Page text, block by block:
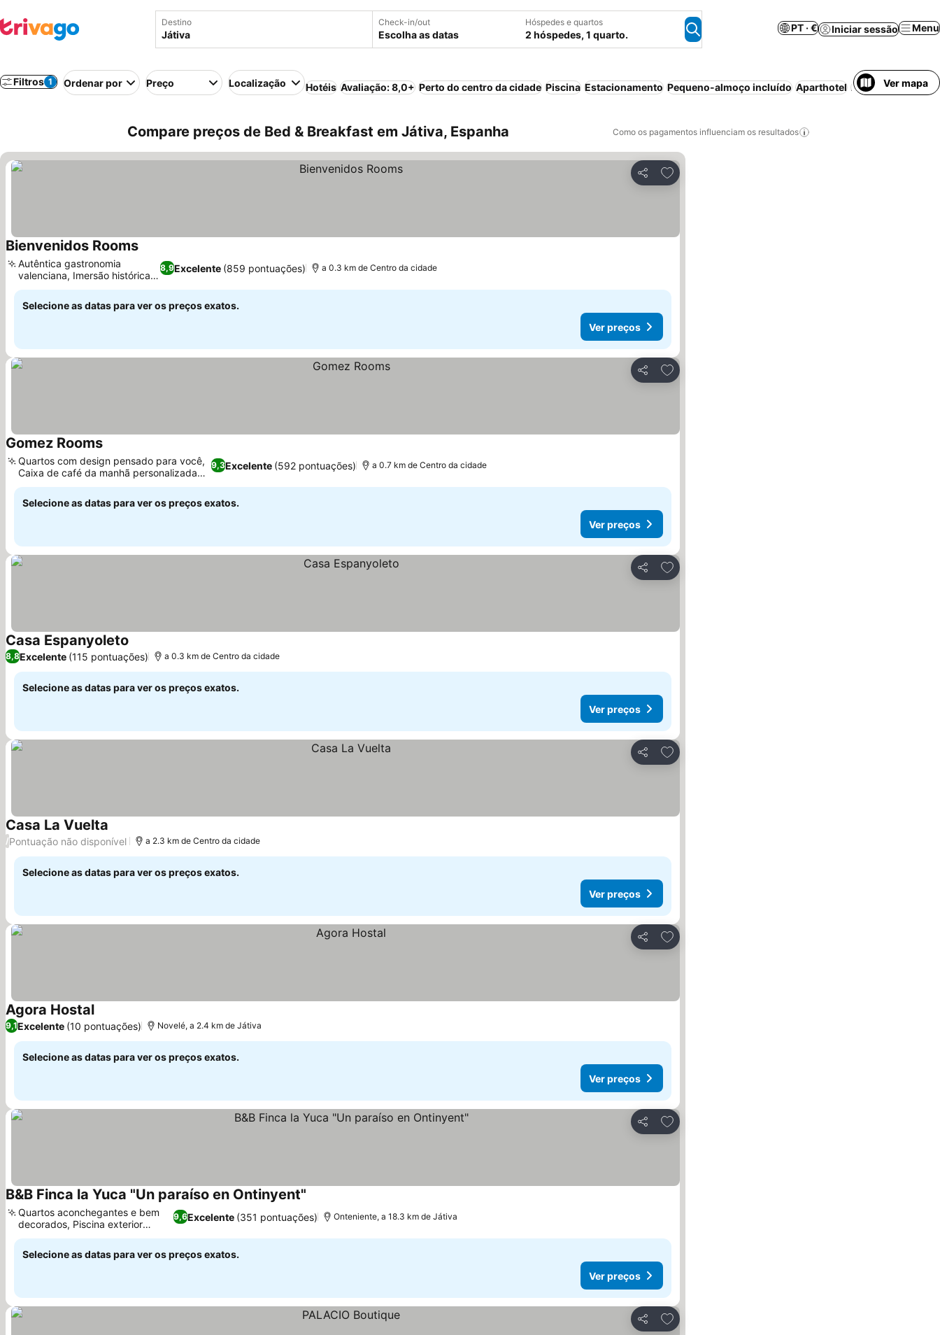
Destino Check-in/out
Escolha as datas
Hóspedes e quartos
2 hóspedes, 1 quarto.
PT · € Iniciar sessão Menu
Filtros 1 Ordenar por Preço Localização Hotéis Avaliação: 8,0+ Perto do centro da cidade Piscina Estacionamento Pequeno-almoço incluído Aparthotel AnimaisVer mapa
Compare preços de Bed & Breakfast em Játiva, Espanha Como os pagamentos influenciam os resultados
Partilhar
Adicionar aos favoritos
Bienvenidos Rooms
8,9Excelente (859 pontuações)
Autêntica gastronomia
valenciana, Imersão histórica
única
a 0.3 km de Centro da cidade
Selecione as datas para ver os preços exatos.
Ver preços
Partilhar
Adicionar aos favoritos
Gomez Rooms
9,3Excelente (592 pontuações)
Quartos com design pensado para você,
Caixa de café da manhã personalizada
no quarto
a 0.7 km de Centro da cidade
Selecione as datas para ver os preços exatos.
Ver preços
Partilhar
Adicionar aos favoritos
Casa Espanyoleto
8,8Excelente (115 pontuações) a 0.3 km de Centro da cidade
Selecione as datas para ver os preços exatos.
Ver preços
Partilhar
Adicionar aos favoritos
Casa La Vuelta
/Pontuação não disponível a 2.3 km de Centro da cidade
Selecione as datas para ver os preços exatos.
Ver preços
Partilhar
Adicionar aos favoritos
Agora Hostal
9,1Excelente (10 pontuações) Novelé, a 2.4 km de Játiva
Selecione as datas para ver os preços exatos.
Ver preços
Partilhar
Adicionar aos favoritos
B&B Finca la Yuca "Un paraíso en Ontinyent"
9,6Excelente (351 pontuações)
Quartos aconchegantes e bem
decorados, Piscina exterior
ampla
Onteniente, a 18.3 km de Játiva
Selecione as datas para ver os preços exatos.
Ver preços
Partilhar
Adicionar aos favoritos